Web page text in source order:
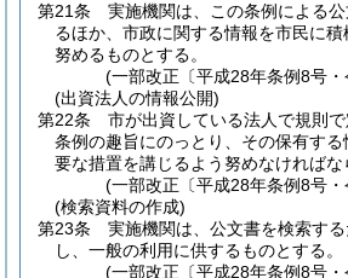
第21条
実施機関は、この条例による
るほか、市政に関する情報を市民に積
努めるものとする。
(一部改正〔平成28年条例8号
(出資法人の情報公開)
第22条
市が出資している法人で規則
条例の趣旨にのっとり、その保有す
要な措置を講じるよう努めなければな
(一部改正〔平成28年条例8号
(検索資料の作成)
第23条
実施機関は、公文書を検索す
し、一般の利用に供するものとする。
(一部改正〔平成28年条例8号